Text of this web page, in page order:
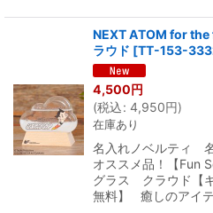
NEXT ATOM for the
ラウド [TT-153-
4,500円
(税込: 4,950円)
在庫あり
名入れノベルティ
オススメ品！【Fun
グラス クラウド【
無料】 癒しのアイ